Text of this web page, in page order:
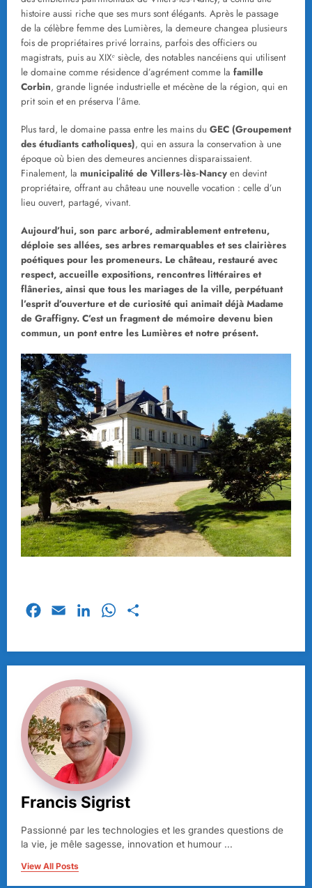
histoire aussi riche que ses murs sont élégants. Après le passage
de la célèbre femme des Lumières, la demeure changea plusieurs
fois de propriétaires privé lorrains, parfois des officiers ou
magistrats, puis au XIXᵉ siècle, des notables nancéiens qui utilisent
le domaine comme résidence d’agrément comme la famille
Corbin, grande lignée industrielle et mécène de la région, qui en
prit soin et en préserva l’âme.
Plus tard, le domaine passa entre les mains du GEC (Groupement
des étudiants catholiques), qui en assura la conservation à une
époque où bien des demeures anciennes disparaissaient.
Finalement, la municipalité de Villers‑lès‑Nancy en devint
propriétaire, offrant au château une nouvelle vocation : celle d’un
lieu ouvert, partagé, vivant.
Aujourd’hui, son parc arboré, admirablement entretenu,
déploie ses allées, ses arbres remarquables et ses clairières
poétiques pour les promeneurs. Le château, restauré avec
respect, accueille expositions, rencontres littéraires et
flâneries, ainsi que tous les mariages de la ville, perpétuant
l’esprit d’ouverture et de curiosité qui animait déjà Madame
de Graffigny. C’est un fragment de mémoire devenu bien
commun, un pont entre les Lumières et notre présent.
Facebook
Email LinkedInWhatsApp
Francis Sigrist
Passionné par les technologies et les grandes questions de
la vie, je mêle sagesse, innovation et humour ...
View All Posts